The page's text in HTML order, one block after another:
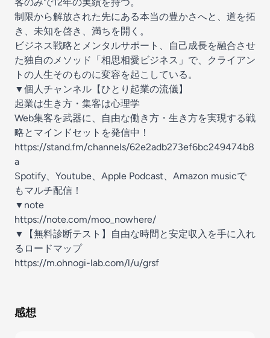
制限から解放された先にある本当の豊かさへと、道を拓
き、未知を啓き、満ちを開く。
ビジネス戦略とメンタルサポート、自己成長を融合させ
た独自のメソッド「相思相愛ビジネス」で、クライアン
トの人生そのものに変容を起こしている。
▼個人チャンネル【ひとり起業の流儀】
起業は生き方・集客は心理学
Web集客を武器に、自由な働き方・生き方を実現する戦
略とマインドセットを発信中！
https://stand.fm/channels/62e2adb273ef6bc249474b8
a
Spotify、Youtube、Apple Podcast、Amazon musicで
もマルチ配信！
▼note
https://note.com/moo_nowhere/
▼【無料診断テスト】自由な時間と安定収入を手に入れ
るロードマップ
https://m.ohnogi-lab.com/l/u/grsf
感想